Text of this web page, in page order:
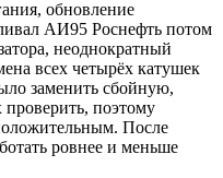
обновление
АИ95 Роснефть потом
неоднократный
всех четырёх катушек
заменить сбойную,
поэтому
После
ровнее и меньше